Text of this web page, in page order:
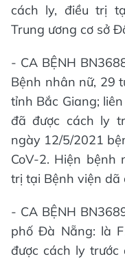
cách ly, điều trị
Trung ương cơ sở
- CA BỆNH
Bệnh nhân nữ, 29
tỉnh Bắc Giang;
đã được cách ly
ngày 12/5/2021
CoV-2. Hiện bệnh
trị tại Bệnh viện dã
- CA BỆNH
phố Đà Nẵng: là
được cách ly